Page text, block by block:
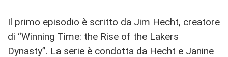
Il primo episodio è scritto da Jim Hecht, creatore
di “Winning Time: the Rise of the Lakers
Dynasty”. La serie è condotta da Hecht e Janine